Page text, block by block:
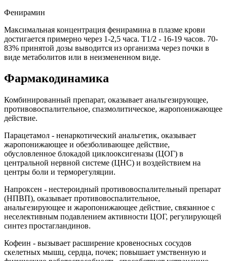
Фенирамин
Максимальная концентрация фенирамина в плазме крови
достигается примерно через 1-2,5 часа. T1/2 - 16-19 часов. 70-
83% принятой дозы выводится из организма через почки в
виде метаболитов или в неизмененном виде.
Фармакодинамика
Комбинированный препарат, оказывает анальгезирующее,
противовоспалительное, спазмолитическое, жаропонижающее
действие.
Парацетамол - ненаркотический анальгетик, оказывает
жаропонижающее и обезболивающее действие,
обусловленное блокадой циклооксигеназы (ЦОГ) в
центральной нервной системе (ЦНС) и воздействием на
центры боли и терморегуляции.
Напроксен - нестероидный противовоспалительный препарат
(НПВП), оказывает противовоспалительное,
анальгезирующее и жаропонижающее действие, связанное с
неселективным подавлением активности ЦОГ, регулирующей
синтез простагландинов.
Кофеин - вызывает расширение кровеносных сосудов
скелетных мышц, сердца, почек; повышает умственную и